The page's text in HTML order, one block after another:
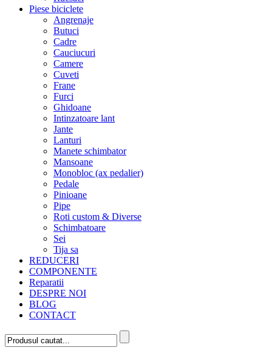
Piese biciclete
Angrenaje
Butuci
Cadre
Cauciucuri
Camere
Cuveti
Frane
Furci
Ghidoane
Intinzatoare lant
Jante
Lanturi
Manete schimbator
Mansoane
Monobloc (ax pedalier)
Pedale
Pinioane
Pipe
Roti custom & Diverse
Schimbatoare
Sei
Tija sa
REDUCERI
COMPONENTE
Reparatii
DESPRE NOI
BLOG
CONTACT